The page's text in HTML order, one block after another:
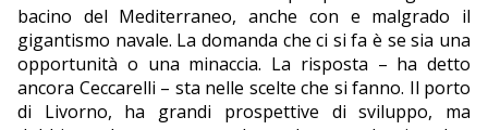
bacino del Mediterraneo, anche con e malgrado il
gigantismo navale. La domanda che ci si fa è se sia una
opportunità o una minaccia. La risposta – ha detto
ancora Ceccarelli – sta nelle scelte che si fanno. Il porto
di Livorno, ha grandi prospettive di sviluppo, ma